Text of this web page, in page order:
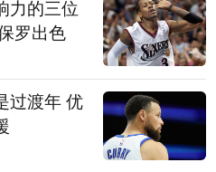
力的三位
罗出色
过渡年 优